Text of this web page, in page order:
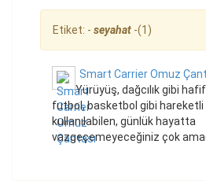
Etiket: - seyahat -(1)
Smart Carrier Omuz
Yürüyüş, dağcılık gibi
futbol, basketbol gibi
kullanılabilen, günlük hayatta
vazgeçemeyeceğiniz çok